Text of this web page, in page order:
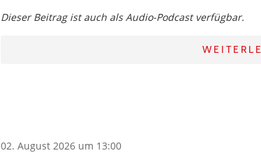
Dieser Beitrag ist auch als Audio-Podcast verfügbar.
02. August 2026 um 13:00